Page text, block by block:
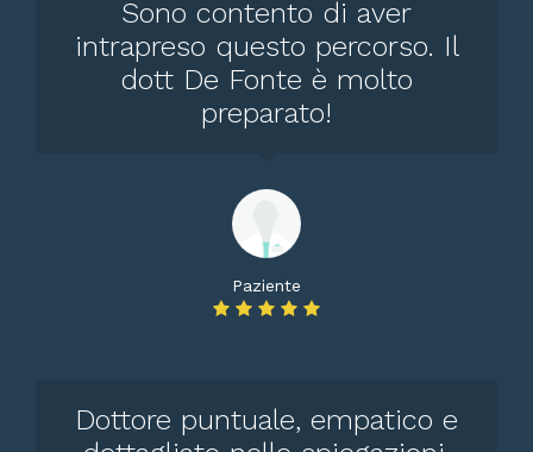
Sono contento di aver
intrapreso questo percorso. Il
dott De Fonte è molto
preparato!
Paziente
Dottore puntuale, empatico e